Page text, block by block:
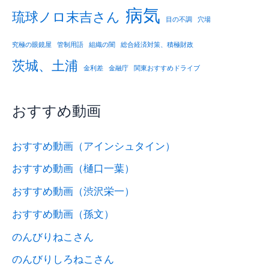
琉球ノロ末吉さん 病気 目の不調 穴場
究極の眼鏡屋 管制用語 組織の闇 総合経済対策、積極財政
茨城、土浦 金利差 金融庁 関東おすすめドライブ
おすすめ動画
おすすめ動画（アインシュタイン）
おすすめ動画（樋口一葉）
おすすめ動画（渋沢栄一）
おすすめ動画（孫文）
のんびりねこさん
のんびりしろねこさん